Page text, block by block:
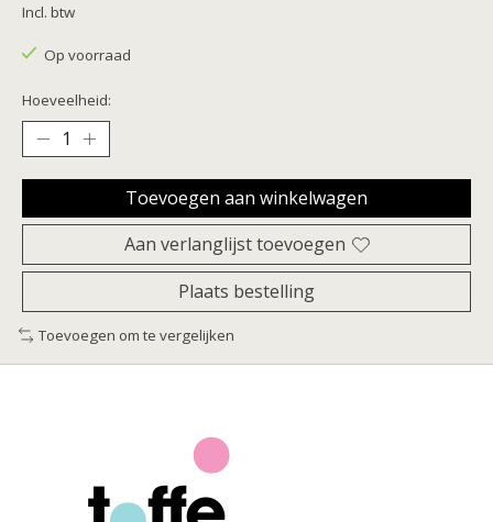
Incl. btw
Op voorraad
Hoeveelheid:
Toevoegen aan winkelwagen
Aan verlanglijst toevoegen
Plaats bestelling
Toevoegen om te vergelijken